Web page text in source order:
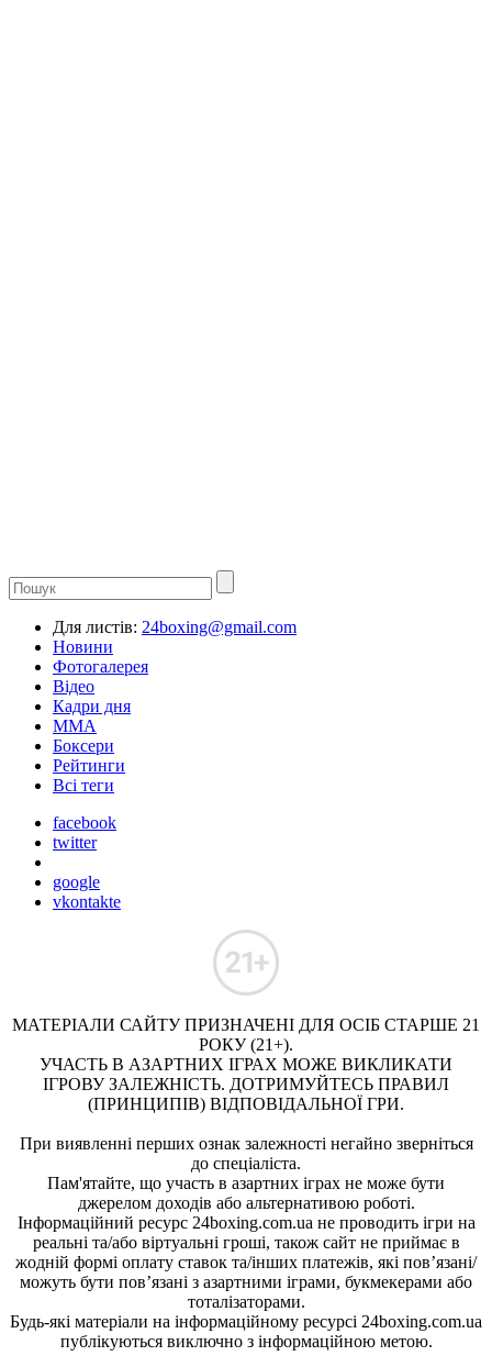
Для листів: 24boxing@gmail.com
Новини
Фотогалерея
Відео
Кадри дня
ММА
Боксери
Рейтинги
Всі теги
facebook
twitter
google
vkontakte
МАТЕРІАЛИ САЙТУ ПРИЗНАЧЕНІ ДЛЯ ОСІБ СТАРШЕ 21
РОКУ (21+).
УЧАСТЬ В АЗАРТНИХ ІГРАХ МОЖЕ ВИКЛИКАТИ
ІГРОВУ ЗАЛЕЖНІСТЬ. ДОТРИМУЙТЕСЬ ПРАВИЛ
(ПРИНЦИПІВ) ВІДПОВІДАЛЬНОЇ ГРИ.
При виявленні перших ознак залежності негайно зверніться
до спеціаліста.
Пам'ятайте, що участь в азартних іграх не може бути
джерелом доходів або альтернативою роботі.
Інформаційний ресурс 24boxing.com.ua не проводить ігри на
реальні та/або віртуальні гроші, також сайт не приймає в
жодній формі оплату ставок та/інших платежів, які пов’язані/
можуть бути пов’язані з азартними іграми, букмекерами або
тоталізаторами.
Будь-які матеріали на інформаційному ресурсі 24boxing.com.ua
публікуються виключно з інформаційною метою.